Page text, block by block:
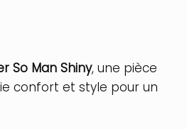
So Man Shiny, une pièce
confort et style pour un